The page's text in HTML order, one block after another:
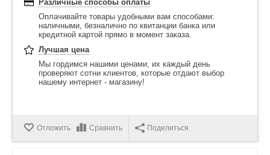
Различные способы оплаты
Оплачивайте товары удобными вам способами:
наличными, безналично по квитанции банка или
кредитной картой прямо в момент заказа.
Лучшая цена
Мы гордимся нашими ценами, их каждый день
проверяют сотни клиентов, которые отдают выбор
нашему интернет - магазину!
Отложить Сравнить Поделиться